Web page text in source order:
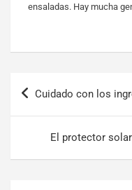
ensaladas. Hay mucha
Cuidado con los
El protector